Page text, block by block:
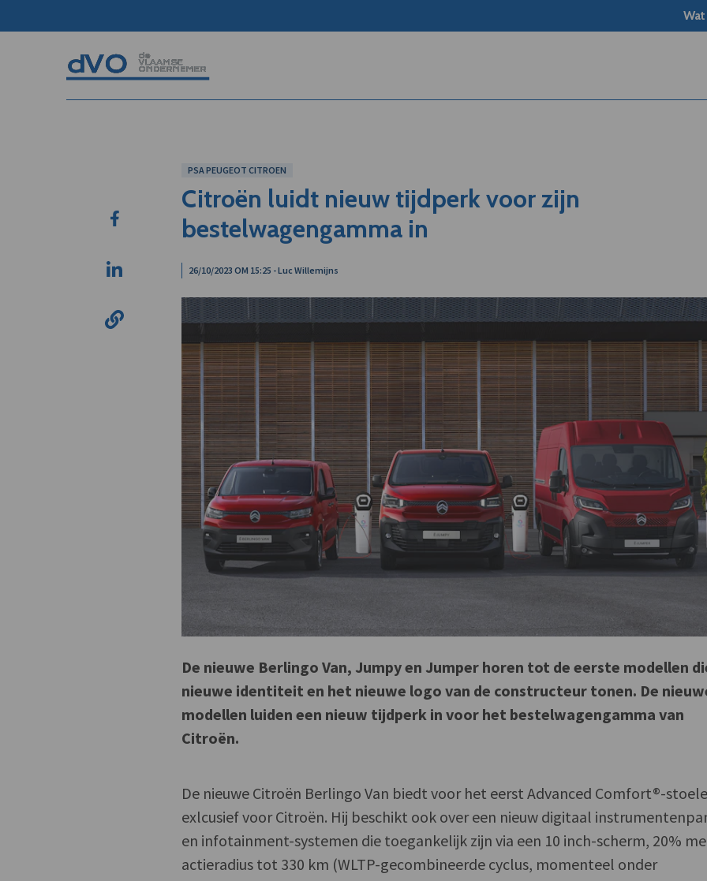
PSA PEUGEOT CITROEN
Citroën luidt nieuw tijdperk voor zijn
bestelwagengamma in
26/10/2023 OM 15:25 - Luc Willemijns
De nieuwe Berlingo Van, Jumpy en Jumper horen tot de eerste modellen
nieuwe identiteit en het nieuwe logo van de constructeur tonen. De
modellen luiden een nieuw tijdperk in voor het bestelwagengamma van
Citroën.
De nieuwe Citroën Berlingo Van biedt voor het eerst Advanced Comfort®-
exlcusief voor Citroën. Hij beschikt ook over een nieuw digitaal
en infotainment-systemen die toegankelijk zijn via een 10 inch-scherm, 20%
actieradius tot 330 km (WLTP-gecombineerde cyclus, momenteel onder